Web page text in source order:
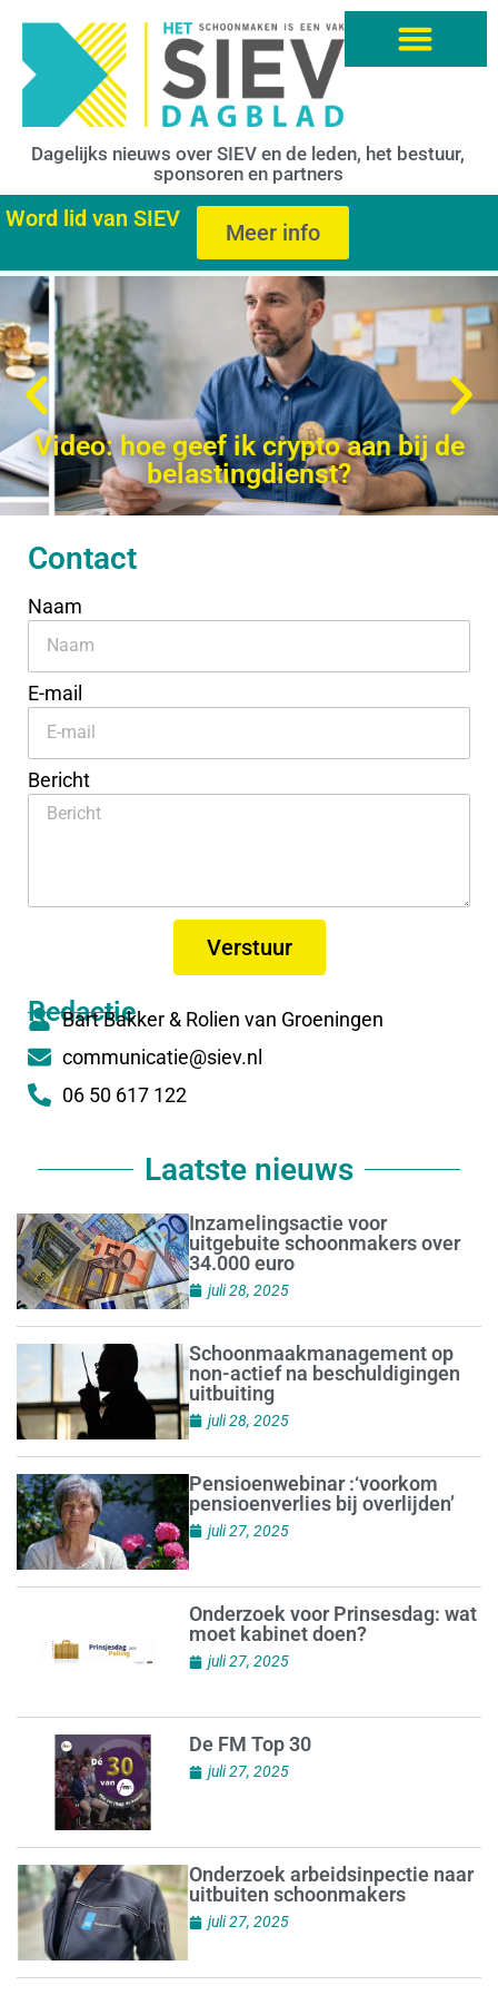
Dagelijks nieuws over SIEV en de leden, het bestuur,
sponsoren en partners
Word lid van SIEV
Meer info
Video: hoe geef ik crypto aan bij de
belastingdienst?
Contact
Naam
E-mail
Bericht
Verstuur
Redactie
Bart Bakker & Rolien van Groeningen
communicatie@siev.nl
06 50 617 122
Laatste nieuws
Inzamelingsactie voor
uitgebuite schoonmakers over
34.000 euro
juli 28, 2025
Schoonmaakmanagement op
non-actief na beschuldigingen
uitbuiting
juli 28, 2025
Pensioenwebinar :‘voorkom
pensioenverlies bij overlijden’
juli 27, 2025
Onderzoek voor Prinsesdag: wat
moet kabinet doen?
juli 27, 2025
De FM Top 30
juli 27, 2025
Onderzoek arbeidsinpectie naar
uitbuiten schoonmakers
juli 27, 2025